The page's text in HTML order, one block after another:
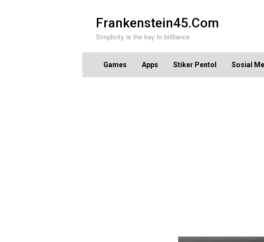
content
Frankenstein45.Com
Simplicity is the key to brilliance
Games Apps Stiker Pentol Sosial